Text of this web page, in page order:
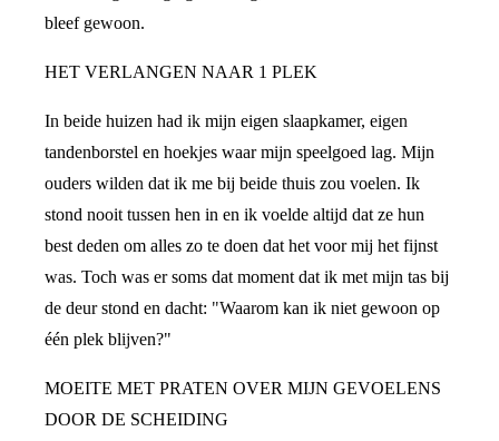
bleef gewoon.
HET VERLANGEN NAAR 1 PLEK
In beide huizen had ik mijn eigen slaapkamer, eigen
tandenborstel en hoekjes waar mijn speelgoed lag. Mijn
ouders wilden dat ik me bij beide thuis zou voelen. Ik
stond nooit tussen hen in en ik voelde altijd dat ze hun
best deden om alles zo te doen dat het voor mij het fijnst
was. Toch was er soms dat moment dat ik met mijn tas bij
de deur stond en dacht: "Waarom kan ik niet gewoon op
één plek blijven?"
MOEITE MET PRATEN OVER MIJN GEVOELENS
DOOR DE SCHEIDING